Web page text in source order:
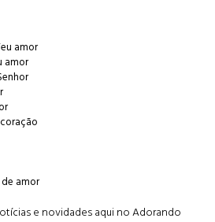
amor
amor
amor
e novidades aqui noAdorando